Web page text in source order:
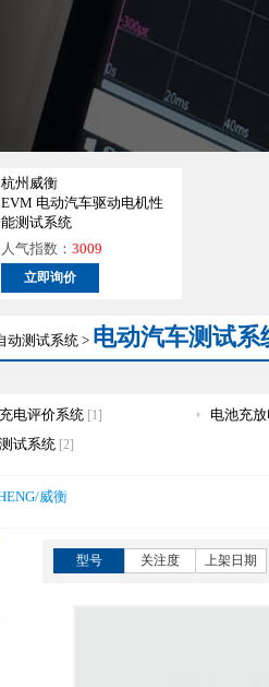
杭州威衡
EVM 电动汽车驱动电机性
能测试系统
人气指数： 3009
立即询价
动测试系统> 电动汽车测试系
电评价系统 [1]
电池充
试系统 [2]
威衡
型号 关注度 上架日期